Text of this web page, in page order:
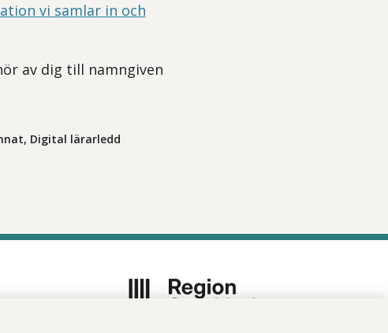
vi samlar in och
av dig till namngiven
Digital lärarledd